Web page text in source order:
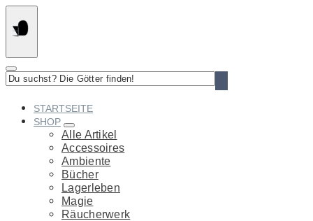
Springe
zum
Inhalt
suchst?
STARTSEITE
SHOP
Alle Artikel
Accessoires
Ambiente
Bücher
Lagerleben
Magie
Räucherwerk